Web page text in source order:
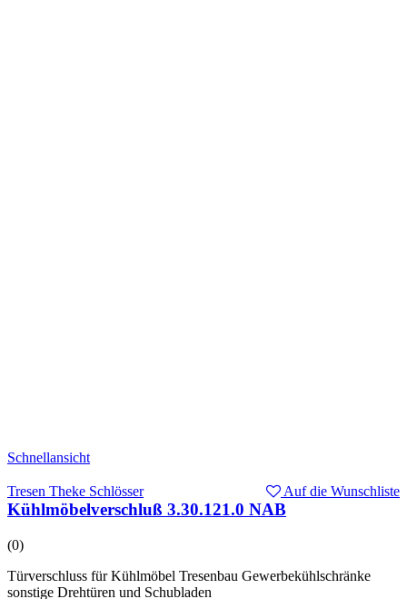
Schnellansicht
Tresen Theke Schlösser Auf die Wunschliste
Kühlmöbelverschluß 3.30.121.0 NAB
(0)
Türverschluss für Kühlmöbel Tresenbau Gewerbekühlschränke
sonstige Drehtüren und Schubladen